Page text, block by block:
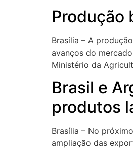
Produção
Brasília – A
avanços do
Ministério da
Brasil e
produtos
Brasília – No
ampliação das